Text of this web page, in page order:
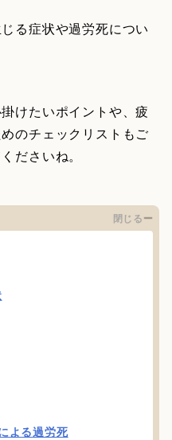
る症状や過労死につい
けたいポイントや、疲
のチェックリストもご
ださいね。
閉じる
よる過労死